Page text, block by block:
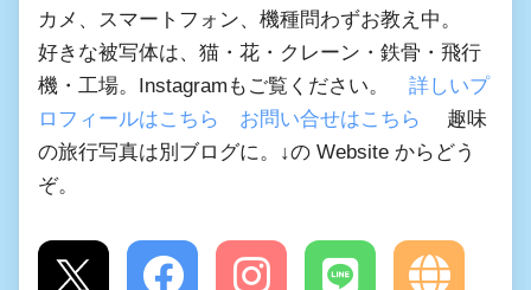
カメ、スマートフォン、機種問わずお教え中。
好きな被写体は、猫・花・クレーン・鉄骨・飛行
機・工場。Instagramもご覧ください。 詳しいプ
ロフィールはこちら
お問い合せはこちら
趣味
の旅行写真は別ブログに。↓の Website からどう
ぞ。